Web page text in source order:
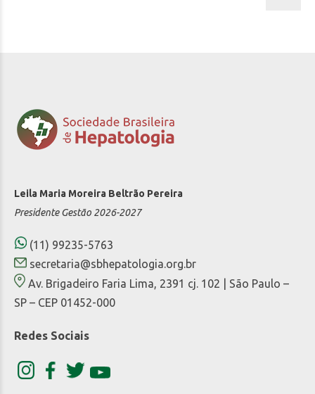
Leila Maria Moreira Beltrão Pereira
Presidente Gestão 2026-2027
(11) 99235-5763
secretaria@sbhepatologia.org.br
Av. Brigadeiro Faria Lima, 2391 cj. 102 | São Paulo –
SP – CEP 01452-000
Redes Sociais